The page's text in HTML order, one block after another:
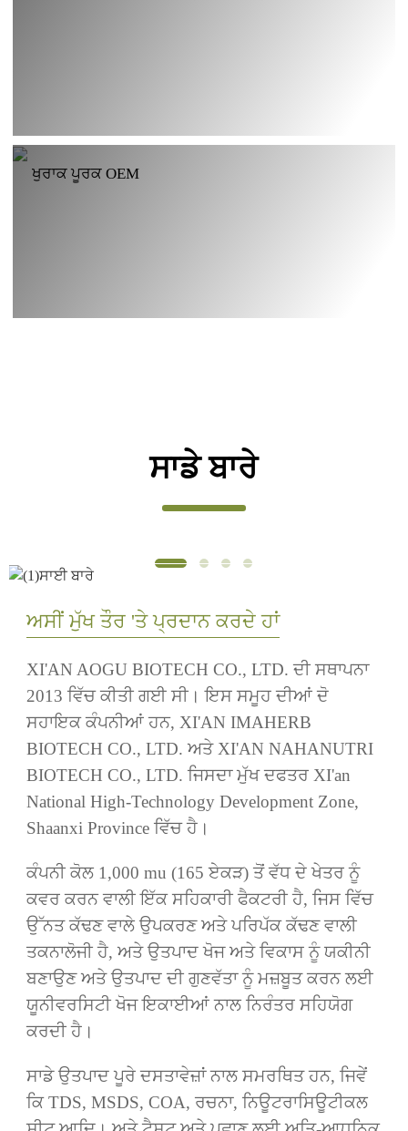
ਖੁਰਾਕ ਪੂਰਕ OEM
ਸਾਡੇ ਬਾਰੇ
ਅਸੀਂ ਮੁੱਖ ਤੌਰ 'ਤੇ ਪ੍ਰਦਾਨ ਕਰਦੇ ਹਾਂ
XI'AN AOGU BIOTECH CO., LTD. ਦੀ ਸਥਾਪਨਾ
2013 ਵਿੱਚ ਕੀਤੀ ਗਈ ਸੀ। ਇਸ ਸਮੂਹ ਦੀਆਂ ਦੋ
ਸਹਾਇਕ ਕੰਪਨੀਆਂ ਹਨ, XI'AN IMAHERB
BIOTECH CO., LTD. ਅਤੇ XI'AN NAHANUTRI
BIOTECH CO., LTD. ਜਿਸਦਾ ਮੁੱਖ ਦਫਤਰ XI'an
National High-Technology Development Zone,
Shaanxi Province ਵਿੱਚ ਹੈ।
ਕੰਪਨੀ ਕੋਲ 1,000 mu (165 ਏਕੜ) ਤੋਂ ਵੱਧ ਦੇ ਖੇਤਰ ਨੂੰ
ਕਵਰ ਕਰਨ ਵਾਲੀ ਇੱਕ ਸਹਿਕਾਰੀ ਫੈਕਟਰੀ ਹੈ, ਜਿਸ ਵਿੱਚ
ਉੱਨਤ ਕੱਢਣ ਵਾਲੇ ਉਪਕਰਣ ਅਤੇ ਪਰਿਪੱਕ ਕੱਢਣ ਵਾਲੀ
ਤਕਨਾਲੋਜੀ ਹੈ, ਅਤੇ ਉਤਪਾਦ ਖੋਜ ਅਤੇ ਵਿਕਾਸ ਨੂੰ ਯਕੀਨੀ
ਬਣਾਉਣ ਅਤੇ ਉਤਪਾਦ ਦੀ ਗੁਣਵੱਤਾ ਨੂੰ ਮਜ਼ਬੂਤ ​​ਕਰਨ ਲਈ
ਯੂਨੀਵਰਸਿਟੀ ਖੋਜ ਇਕਾਈਆਂ ਨਾਲ ਨਿਰੰਤਰ ਸਹਿਯੋਗ
ਕਰਦੀ ਹੈ।
ਸਾਡੇ ਉਤਪਾਦ ਪੂਰੇ ਦਸਤਾਵੇਜ਼ਾਂ ਨਾਲ ਸਮਰਥਿਤ ਹਨ, ਜਿਵੇਂ
ਕਿ TDS, MSDS, COA, ਰਚਨਾ, ਨਿਊਟਰਾਸਿਊਟੀਕਲ